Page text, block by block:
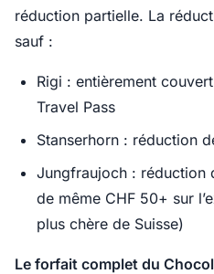
réduction partielle. La
sauf :
Rigi : entièrement
Travel Pass
Stanserhorn : réduction
Jungfraujoch : réduction
de même CHF 50+ sur
plus chère de Suisse)
Le forfait complet du